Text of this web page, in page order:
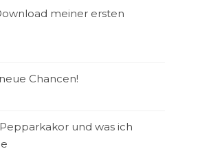
meiner ersten
Chancen!
und was ich